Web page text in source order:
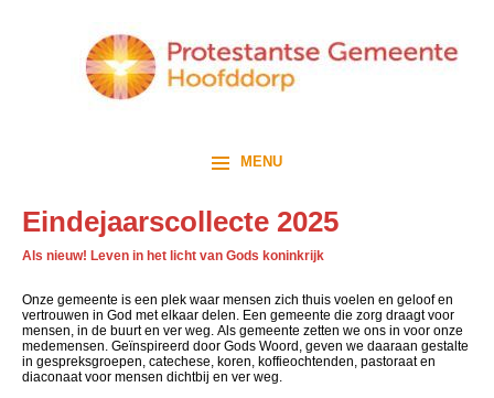
MENU
Eindejaarscollecte 2025
Als nieuw! Leven in het licht van Gods koninkrijk
Onze gemeente is een plek waar mensen zich thuis voelen en geloof en
vertrouwen in God met elkaar delen. Een gemeente die zorg draagt voor
mensen, in de buurt en ver weg. Als gemeente zetten we ons in voor onze
medemensen. Geïnspireerd door Gods Woord, geven we daaraan gestalte
in gespreksgroepen, catechese, koren, koffieochtenden, pastoraat en
diaconaat voor mensen dichtbij en ver weg.